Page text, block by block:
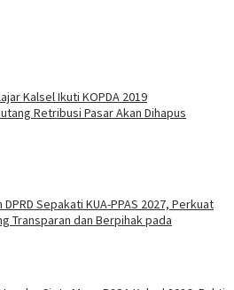
Kalsel Ikuti KOPDA 2019
Retribusi Pasar Akan Dihapus
Sepakati KUA-PPAS 2027, Perkuat
Transparan dan Berpihak pada